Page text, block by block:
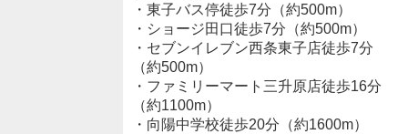
・東子バス停徒歩7分（約500m）
・ショージ田口徒歩7分（約500m）
・セブンイレブン西条東子店徒歩7分
（約500m）
・ファミリーマート三升原店徒歩16分
（約1100m）
・向陽中学校徒歩20分（約1600m）